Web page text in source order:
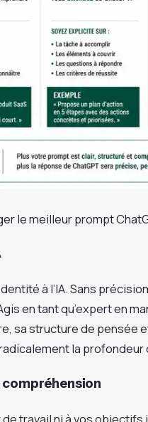
le meilleur prompt
à l’IA. Sans
en tant qu’expert en
sa structure de pensée
la profondeur
compréhension
de travail ni à vos